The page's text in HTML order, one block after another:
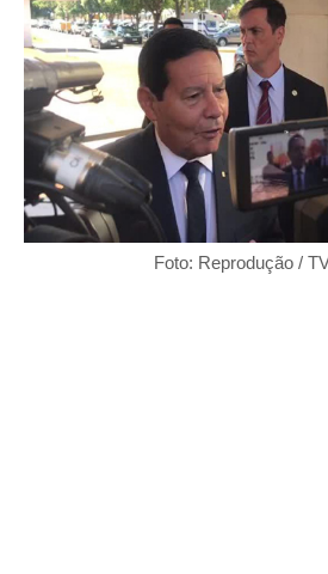
Foto: Reprodução /